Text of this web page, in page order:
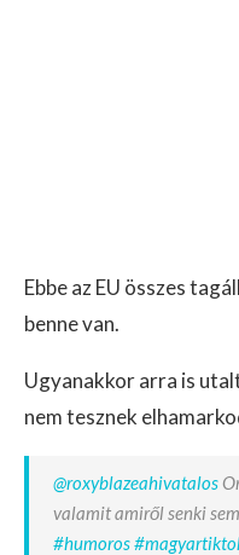
Ebbe az EU összes
benne van.
Ugyanakkor arra is
nem tesznek
@roxyblazeahivatalos
valamit amiről senki
#humoros